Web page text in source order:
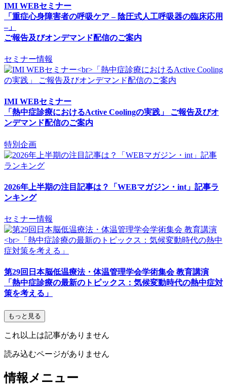
IMI WEBセミナー
「重症心身障害者の呼吸ケア – 陰圧式人工呼吸器の臨床応用
–」
ご報告及びオンデマンド配信のご案内
セミナー情報
IMI WEBセミナー
「熱中症診療におけるActive Coolingの実践」 ご報告及びオ
ンデマンド配信のご案内
特別企画
2026年上半期の注目記事は？「WEBマガジン・int」記事ラ
ンキング
セミナー情報
第29回日本脳低温療法・体温管理学会学術集会 教育講演
「熱中症診療の最新のトピックス：気候変動時代の熱中症対
策を考える」
もっと見る
これ以上は記事がありません
読み込むページがありません
情報メニュー